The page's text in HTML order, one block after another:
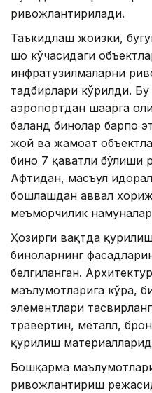
ривожлантирилади.
Таъкидлаш жоизки,
шоҳ кўчасидаги
инфратузилмаларни
тадбирлари кўрилди.
аэропортдан шаҳарга
баланд бинолар барпо
жой ва жамоат
бино 7 қаватли бўлиши
Афтидан, масъул
бошлашдан аввал
меъморчилик
Ҳозирги вақтда
биноларнинг
белгиланган.
маълумотларига кўра,
элементлари
травертин, металл,
қурилиш
Бошқарма
ривожлантириш